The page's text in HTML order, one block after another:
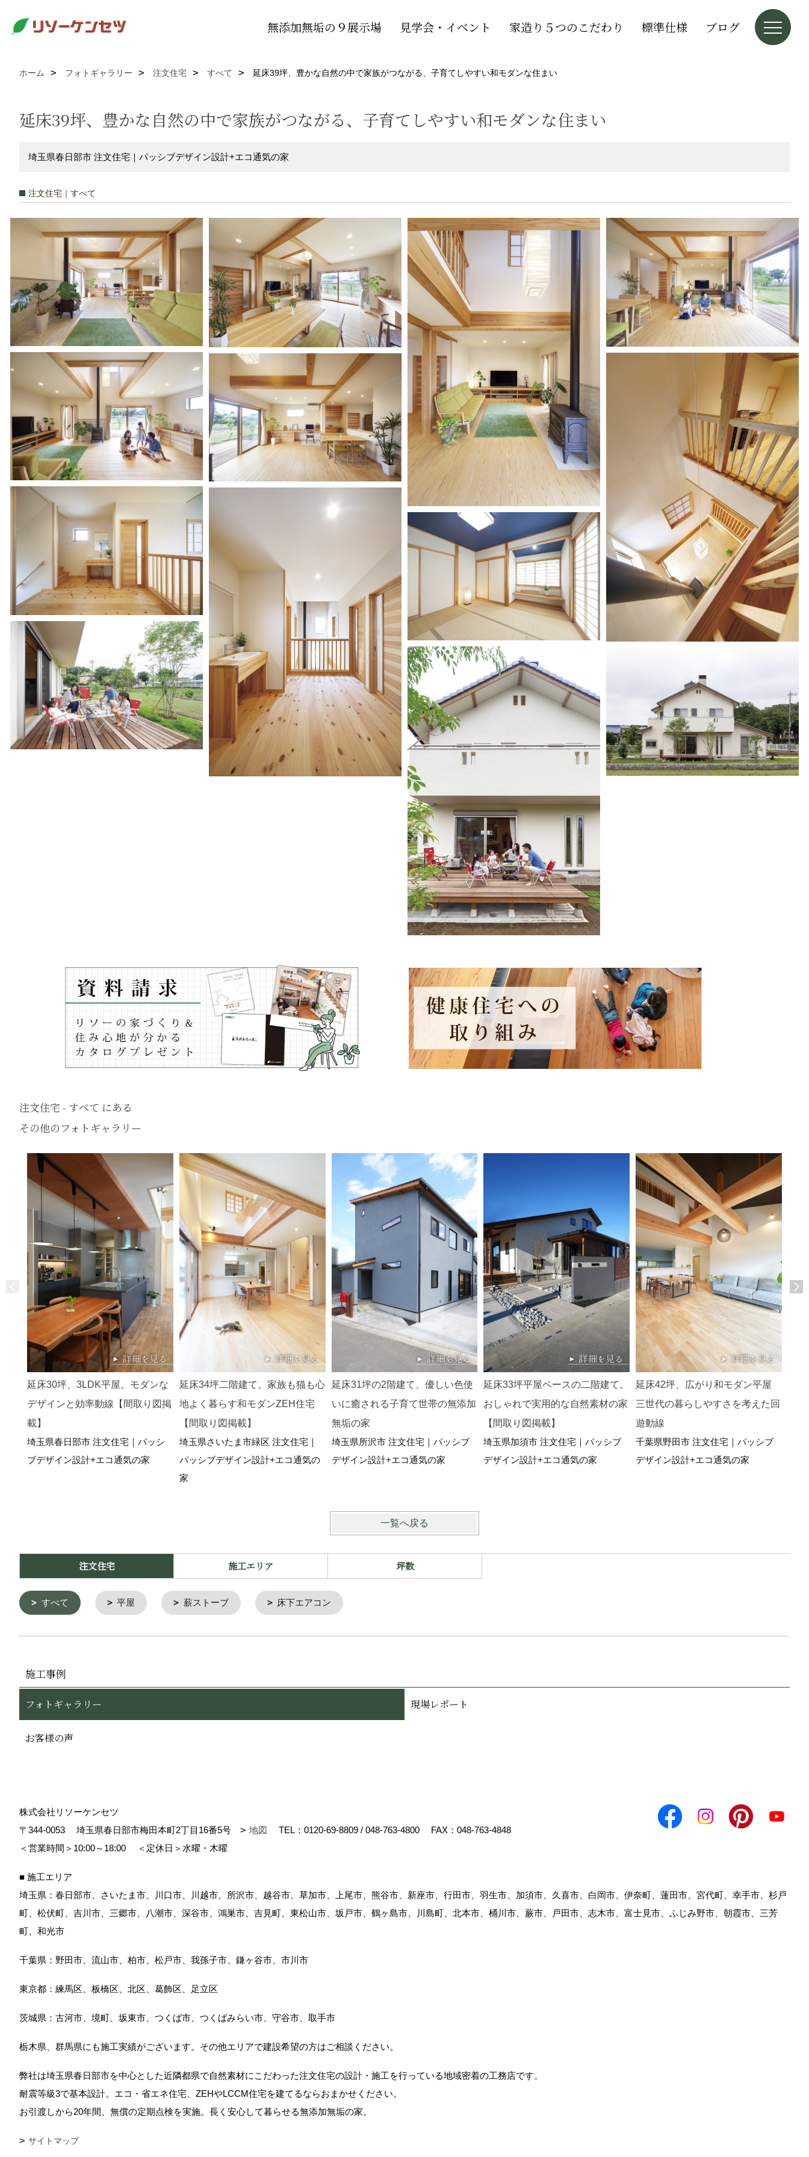
無添加無垢の９展示場 見学会・イベント 家造り５つのこだわり 標準仕様 ブログ
ホーム フォトギャラリー 注文住宅 すべて 延床39坪、豊かな自然の中で家族がつながる、子育てしやすい和モダンな住まい
延床39坪、豊かな自然の中で家族がつながる、子育てしやすい和モダンな住まい
埼玉県春日部市 注文住宅｜パッシブデザイン設計+エコ通気の家
注文住宅｜すべて
注文住宅 - すべて にある
その他のフォトギャラリー
延床30坪、3LDK平屋。モダンな
デザインと効率動線【間取り図掲
載】
埼玉県春日部市 注文住宅｜パッシ
ブデザイン設計+エコ通気の家
延床34坪二階建て。家族も猫も心
地よく暮らす和モダンZEH住宅
【間取り図掲載】
埼玉県さいたま市緑区 注文住宅｜
パッシブデザイン設計+エコ通気の
家
延床31坪の2階建て、優しい色使
いに癒される子育て世帯の無添加
無垢の家
埼玉県所沢市 注文住宅｜パッシブ
デザイン設計+エコ通気の家
延床33坪平屋ベースの二階建て。
おしゃれで実用的な自然素材の家
【間取り図掲載】
埼玉県加須市 注文住宅｜パッシブ
デザイン設計+エコ通気の家
延床42坪、広がり和モダン平屋
三世代の暮らしやすさを考えた回
遊動線
千葉県野田市 注文住宅｜パッシブ
デザイン設計+エコ通気の家
一覧へ戻る
注文住宅 施工エリア 坪数
すべて 平屋 薪ストーブ 床下エアコン
施工事例
フォトギャラリー 現場レポート
お客様の声
株式会社リソーケンセツ
〒344-0053
埼玉県春日部市梅田本町2丁目16番5号 地図 TEL： 0120-69-8809 / 048-763-4800
FAX：048-763-4848
＜営業時間＞10:00～18:00
＜定休日＞水曜・木曜
■ 施工エリア
埼玉県：春日部市、さいたま市、川口市、川越市、所沢市、越谷市、草加市、上尾市、熊谷市、新座市、行田市、羽生市、加須市、久喜市、白岡市、伊奈町、蓮田市、宮代町、幸手市、杉戸
町、松伏町、吉川市、三郷市、八潮市、深谷市、鴻巣市、吉見町、東松山市、坂戸市、鶴ヶ島市、川島町、北本市、桶川市、蕨市、戸田市、志木市、富士見市、ふじみ野市、朝霞市、三芳
町、和光市
千葉県：野田市、流山市、柏市、松戸市、我孫子市、鎌ヶ谷市、市川市
東京都：練馬区、板橋区、北区、葛飾区、足立区
茨城県：古河市、境町、坂東市、つくば市、つくばみらい市、守谷市、取手市
栃木県、群馬県にも施工実績がございます。その他エリアで建設希望の方はご相談ください。
弊社は埼玉県春日部市を中心とした近隣都県で自然素材にこだわった注文住宅の設計・施工を行っている地域密着の工務店です。
耐震等級3で基本設計。エコ・省エネ住宅、ZEHやLCCM住宅を建てるならおまかせください。
お引渡しから20年間、無償の定期点検を実施。長く安心して暮らせる無添加無垢の家。
サイトマップ